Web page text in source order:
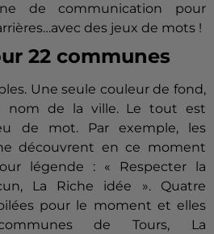
de communication pour
avec des jeux de mots !
22 communes
Une seule couleur de fond,
nom de la ville.Le tout est
de mot.Par exemple, les
découvrent en ce moment
légende : « Respecter la
La Riche idée ».Quatre
pour le moment et elles
de Tours, La